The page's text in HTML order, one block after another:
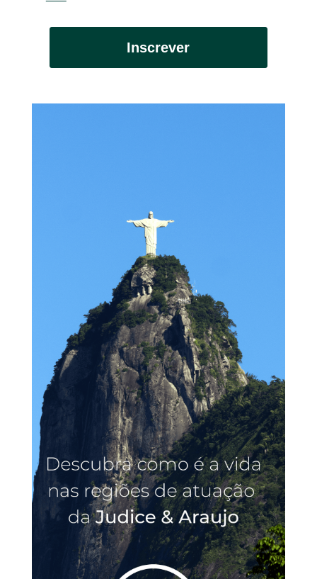
Inscrever